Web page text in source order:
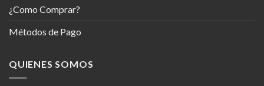
¿Como Comprar?
Métodos de Pago
QUIENES SOMOS